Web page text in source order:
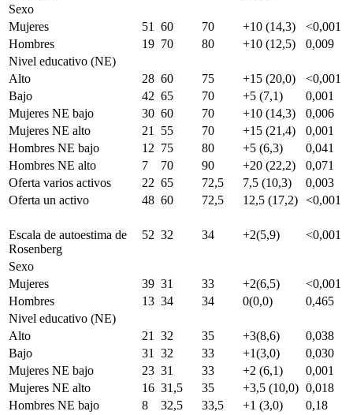
Sexo
Mujeres
51 60 70 +10 (14,3)
<0,001
Hombres
19 70 80 +10 (12,5)
0,009
Nivel educativo (NE)
Alto
28 60 75 +15 (20,0)
<0,001
Bajo
42 65 70 +5 (7,1)
0,001
Mujeres NE bajo
30 60 70 +10 (14,3)
0,006
Mujeres NE alto
21 55 70 +15 (21,4)
0,001
Hombres NE bajo
12 75 80 +5 (6,3)
0,041
Hombres NE alto
7 70 90 +20 (22,2)
0,071
Oferta varios activos
22 65 72,5 7,5 (10,3)
0,003
Oferta un activo
48 60 72,5 12,5 (17,2) <0,001
Escala de autoestima de
Rosenberg
52 32 34 +2(5,9) <0,001
Sexo
Mujeres
39 31 33 +2(6,5)
<0,001
Hombres
13 34 34 0(0,0)
0,465
Nivel educativo (NE)
Alto
21 32 35 +3(8,6)
0,038
Bajo
31 32 33 +1(3,0)
0,030
Mujeres NE bajo
23 31 33 +2 (6,1)
0,001
Mujeres NE alto
16 31,5 35 +3,5 (10,0) 0,018
Hombres NE bajo
8 32,5 33,5 +1 (3,0)
0,18